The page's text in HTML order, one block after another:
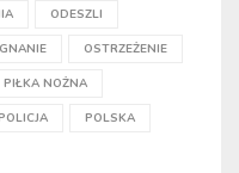
ODESZLI
OSTRZEŻENIE
PIŁKA NOŻNA
POLSKA